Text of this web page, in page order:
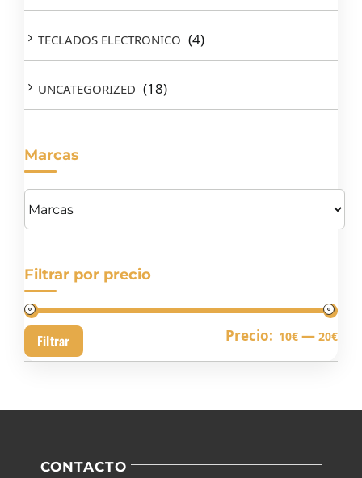
TECLADOS ELECTRONICO (4)
UNCATEGORIZED (18)
Marcas
Filtrar por precio
Filtrar Precio: 10€ — 20€
CONTACTO